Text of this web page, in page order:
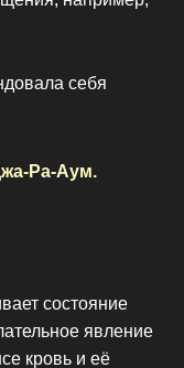
себя
Ра-Аум.
состояние
явление
кровь и её